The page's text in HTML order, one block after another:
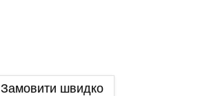
Замовити швидко